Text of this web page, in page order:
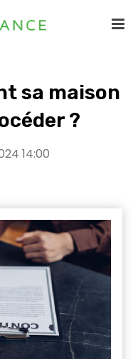
sa maison
?
14:00